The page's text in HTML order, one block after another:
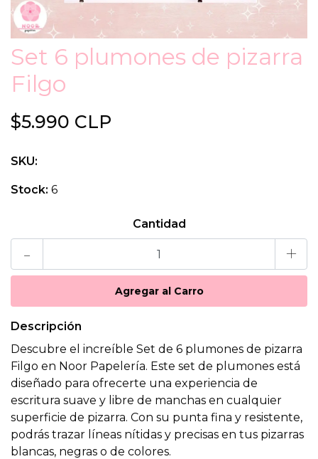
Set 6 plumones de pizarra
Filgo
$5.990 CLP
SKU:
Stock: 6
Cantidad
- +
Descripción
Descubre el increíble Set de 6 plumones de pizarra
Filgo en Noor Papelería. Este set de plumones está
diseñado para ofrecerte una experiencia de
escritura suave y libre de manchas en cualquier
superficie de pizarra. Con su punta fina y resistente,
podrás trazar líneas nítidas y precisas en tus pizarras
blancas, negras o de colores.